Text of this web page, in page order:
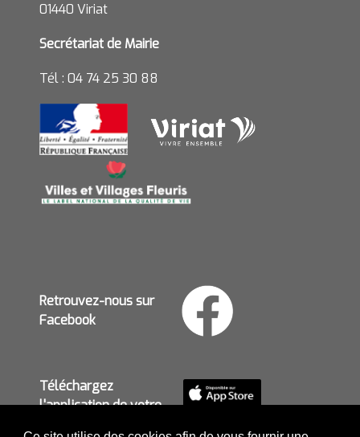
01440 Viriat
Secrétariat de Mairie
Tél : 04 74 25 30 88
Retrouvez-nous sur
Facebook
Téléchargez
l'application de votre